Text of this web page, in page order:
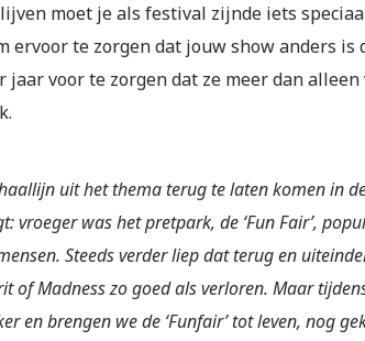
moet je als festival zijnde iets
ervoor te zorgen dat jouw show anders is
voor te zorgen dat ze meer dan
uit het thema terug te laten komen in
vroeger was het pretpark, de ‘Fun Fair’,
Steeds verder liep dat terug en
of Madness zo goed als verloren. Maar
en brengen we de ‘Funfair’ tot leven, nog